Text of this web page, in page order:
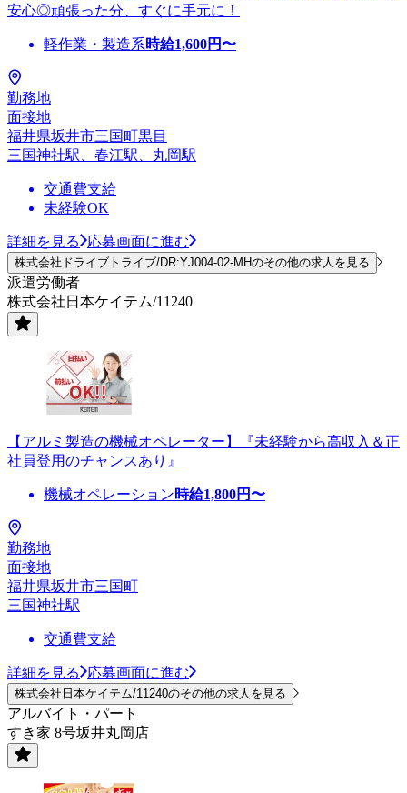
安心◎頑張った分、すぐに手元に！
軽作業・製造系時給1,600円〜
勤務地
面接地
福井県坂井市三国町黒目
三国神社駅、春江駅、丸岡駅
交通費支給
未経験OK
詳細を見る 応募画面に進む
株式会社ドライブトライブ/DR:YJ004-02-MHのその他の求人を見る
派遣労働者
株式会社日本ケイテム/11240
【アルミ製造の機械オペレーター】『未経験から高収入＆正
社員登用のチャンスあり』
機械オペレーション時給1,800円〜
勤務地
面接地
福井県坂井市三国町
三国神社駅
交通費支給
詳細を見る 応募画面に進む
株式会社日本ケイテム/11240のその他の求人を見る
アルバイト・パート
すき家 8号坂井丸岡店